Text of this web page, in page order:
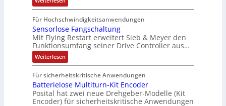
r
c
h
d
a
s
A
u
s
a
V
D
M
A
E
l
e
t
r
i
a
h
r
s
z
i
e
l
e
i
S
P
N
i
o
e
n
A
r
b
e
i
t
i
o
e
x
p
a
n
d
i
e
e
m
i
2
u
n
d
4
0
I
C
-
N
e
t
z
t
i
l
e
r
Für Hochschwindigkeitsanwendungen
Sensorlose Fangschaltung
Mit Flying Restart erweitert Sieb & Meyer den
Funktionsumfang seiner Drive Controller aus…
Weiterlesen:
S
n
s
o
r
Für sicherheitskritische Anwendungen
Batterielose Multiturn-Kit Encoder
Posital hat zwei neue Drehgeber-Modelle (Kit
Encoder) für sicherheitskritische Anwendungen